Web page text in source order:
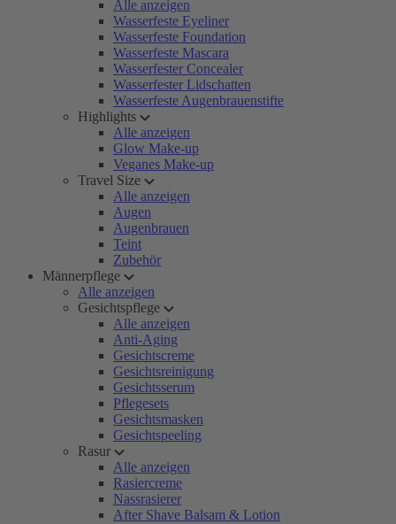
Alle anzeigen
Wasserfeste Eyeliner
Wasserfeste Foundation
Wasserfeste Mascara
Wasserfester Concealer
Wasserfester Lidschatten
Wasserfeste Augenbrauenstifte
Highlights
Alle anzeigen
Glow Make-up
Veganes Make-up
Travel Size
Alle anzeigen
Augen
Augenbrauen
Teint
Zubehör
Männerpflege
Alle anzeigen
Gesichtspflege
Alle anzeigen
Anti-Aging
Gesichtscreme
Gesichtsreinigung
Gesichtsserum
Pflegesets
Gesichtsmasken
Gesichtspeeling
Rasur
Alle anzeigen
Rasiercreme
Nassrasierer
After Shave Balsam & Lotion